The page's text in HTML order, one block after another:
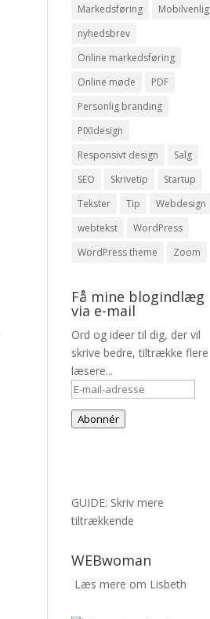
Markedsføring
Mobilvenlig
nyhedsbrev
Online markedsføring
Online møde
PDF
Personlig branding
PIXIdesign
Responsivt design
Salg
SEO
Skrivetip
Startup
Tekster
Tip
Webdesign
webtekst
WordPress
WordPress theme
Zoom
Få mine blogindlæg
via e-mail
Ord og ideer til dig, der vil
skrive bedre, tiltrække flere
læsere...
E-
mail-
adresse
Abonnér
GUIDE: Skriv mere
tiltrækkende
WEBwoman
Læs mere om Lisbeth